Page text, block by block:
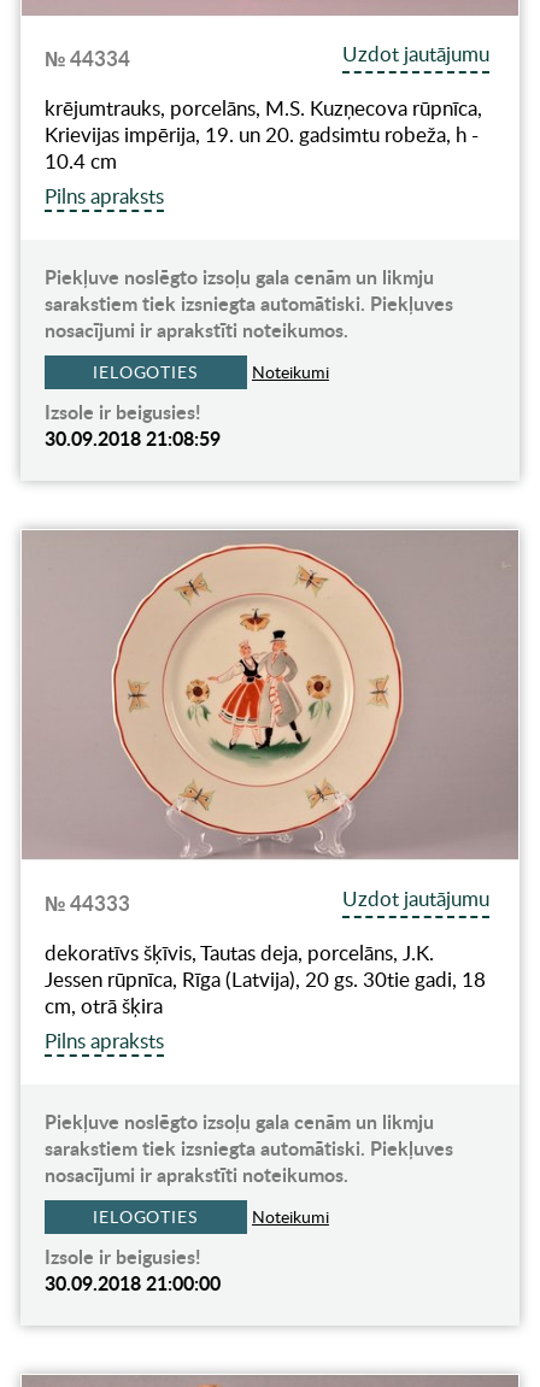
№ 44334
Uzdot jautājumu
krējumtrauks, porcelāns, M.S. Kuzņecova rūpnīca,
Krievijas impērija, 19. un 20. gadsimtu robeža, h -
10.4 cm
Pilns apraksts
Piekļuve noslēgto izsoļu gala cenām un likmju
sarakstiem tiek izsniegta automātiski. Piekļuves
nosacījumi ir aprakstīti noteikumos.
IELOGOTIES Noteikumi
Izsole ir beigusies!
30.09.2018 21:08:59
№ 44333
Uzdot jautājumu
dekoratīvs šķīvis, Tautas deja, porcelāns, J.K.
Jessen rūpnīca, Rīga (Latvija), 20 gs. 30tie gadi, 18
cm, otrā šķira
Pilns apraksts
Piekļuve noslēgto izsoļu gala cenām un likmju
sarakstiem tiek izsniegta automātiski. Piekļuves
nosacījumi ir aprakstīti noteikumos.
IELOGOTIES Noteikumi
Izsole ir beigusies!
30.09.2018 21:00:00